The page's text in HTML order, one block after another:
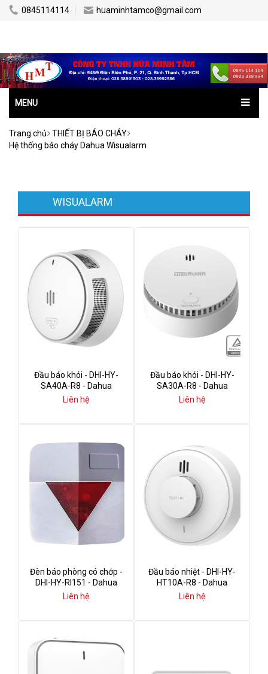
0845114114 huaminhtamco@gmail.com
MENU
Trang chủ
THIẾT BỊ BÁO CHÁY
Hệ thống báo cháy Dahua Wisualarm
WISUALARM
Đầu báo khói - DHI-HY-
SA40A-R8 - Dahua
Liên hệ
Đầu báo khói - DHI-HY-
SA30A-R8 - Dahua
Liên hệ
Đèn báo phòng có chớp -
DHI-HY-RI151 - Dahua
Liên hệ
Đầu báo nhiệt - DHI-HY-
HT10A-R8 - Dahua
Liên hệ